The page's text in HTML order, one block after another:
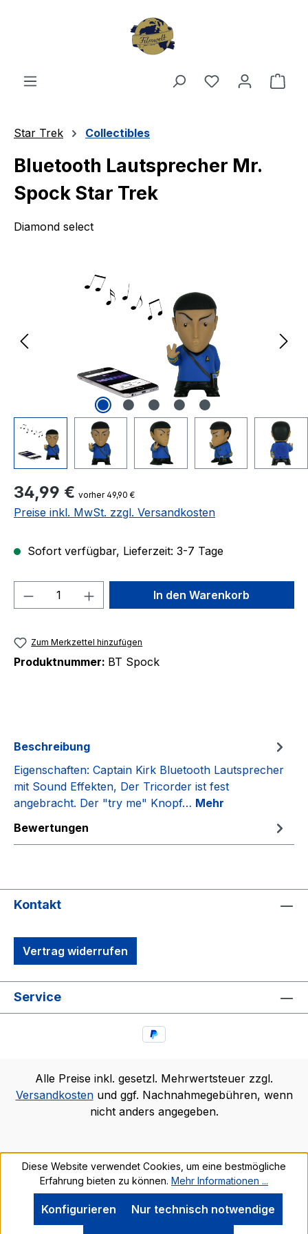
Du hast 0
Star Trek Collectibles
Bluetooth Lautsprecher Mr.
Spock Star Trek
Diamond select
Regulärer Preis:
34,99 € vorher 49,90 €
Preise inkl. MwSt. zzgl. Versandkosten
Sofort verfügbar, Lieferzeit: 3-7 Tage
Produkt Anzahl: Gib denIn den Warenkorb
Zum Merkzettel hinzufügen
Produktnummer: BT Spock
Beschreibung
Eigenschaften: Captain Kirk Bluetooth Lautsprecher
mit Sound Effekten, Der Tricorder ist fest
angebracht. Der "try me" Knopf… Mehr
Bewertungen
Kontakt
Vertrag widerrufen
Service
Alle Preise inkl. gesetzl. Mehrwertsteuer zzgl.
Versandkostenund ggf. Nachnahmegebühren, wenn
nicht anders angegeben.
Diese Website verwendet Cookies, um eine bestmögliche
Erfahrung bieten zu können. Mehr Informationen ...
Nur technisch notwendige
Konfigurieren